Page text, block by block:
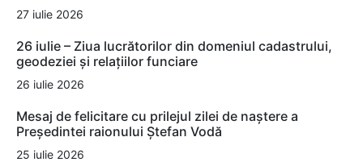
27 iulie 2026
26 iulie – Ziua lucrătorilor din domeniul cadastrului,
geodeziei și relațiilor funciare
26 iulie 2026
Mesaj de felicitare cu prilejul zilei de naștere a
Președintei raionului Ștefan Vodă
25 iulie 2026